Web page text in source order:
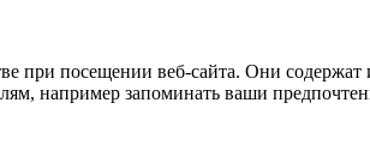
посещении веб-сайта. Они содержат
например запоминать ваши